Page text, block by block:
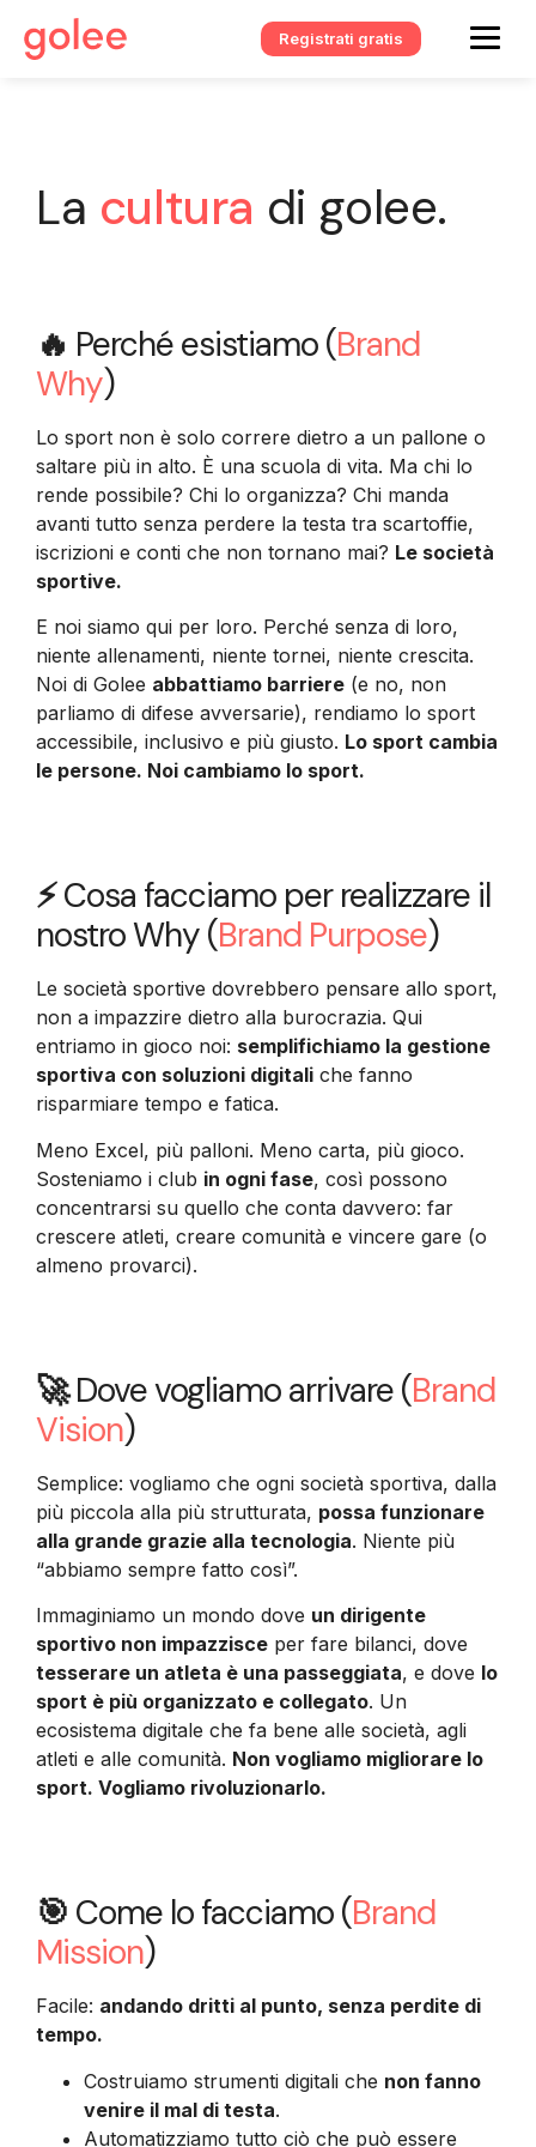
Registrati gratis
La cultura di golee.
🔥 Perché esistiamo (Brand
Why)
Lo sport non è solo correre dietro a un pallone o
saltare più in alto. È una scuola di vita. Ma chi lo
rende possibile? Chi lo organizza? Chi manda
avanti tutto senza perdere la testa tra scartoffie,
iscrizioni e conti che non tornano mai? Le società
sportive.
E noi siamo qui per loro. Perché senza di loro,
niente allenamenti, niente tornei, niente crescita.
Noi di Golee abbattiamo barriere (e no, non
parliamo di difese avversarie), rendiamo lo sport
accessibile, inclusivo e più giusto. Lo sport cambia
le persone. Noi cambiamo lo sport.
⚡Cosa facciamo per realizzare il
nostro Why (Brand Purpose)
Le società sportive dovrebbero pensare allo sport,
non a impazzire dietro alla burocrazia. Qui
entriamo in gioco noi: semplifichiamo la gestione
sportiva con soluzioni digitali che fanno
risparmiare tempo e fatica.
Meno Excel, più palloni. Meno carta, più gioco.
Sosteniamo i club in ogni fase, così possono
concentrarsi su quello che conta davvero: far
crescere atleti, creare comunità e vincere gare (o
almeno provarci).
🚀Dove vogliamo arrivare (Brand
Vision)
Semplice: vogliamo che ogni società sportiva, dalla
più piccola alla più strutturata, possa funzionare
alla grande grazie alla tecnologia. Niente più
“abbiamo sempre fatto così”.
Immaginiamo un mondo dove un dirigente
sportivo non impazzisce per fare bilanci, dove
tesserare un atleta è una passeggiata, e dove lo
sport è più organizzato e collegato. Un
ecosistema digitale che fa bene alle società, agli
atleti e alle comunità. Non vogliamo migliorare lo
sport. Vogliamo rivoluzionarlo.
🎯 Come lo facciamo (Brand
Mission)
Facile: andando dritti al punto, senza perdite di
tempo.
Costruiamo strumenti digitali che non fanno
venire il mal di testa.
Automatizziamo tutto ciò che può essere